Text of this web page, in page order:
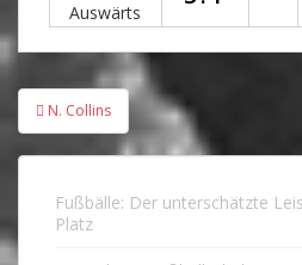
Auswärts
Beitragsnavigation
N. Collins
Fußbälle: Der unterschätzte
Platz